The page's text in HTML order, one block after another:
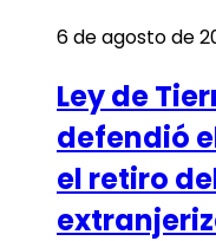
6 de agosto de
Ley de
defendió
el retiro